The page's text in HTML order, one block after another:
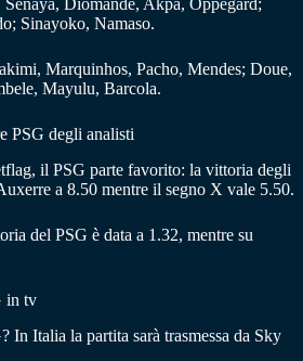
Diomande, Akpa, Oppegard;
Sinayoko, Namaso.
Marquinhos, Pacho, Mendes; Doue,
Mayulu, Barcola.
PSG degli analisti
il PSG parte favorito: la vittoria degli
a 8.50 mentre il segno X vale 5.50.
del PSG è data a 1.32, mentre su
in tv
In Italia la partita sarà trasmessa da Sky